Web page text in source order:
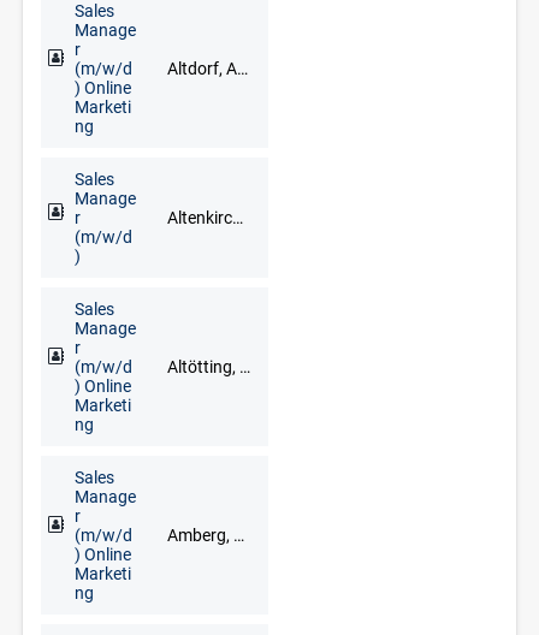
Sales
Manage
r
(m/w/d
) Online
Marketi
ng
Altdorf, Ansbach, Bad Windsheim, Erlangen, Fürth, Neustadt an der Aisch, Nürnberg, Treuchtlingen, Uffenheim
Sales
Manage
r
(m/w/d
)
Altenkirchen (Westerwald), Andernach, Bendorf, Cochem, Koblenz, Mayen, Montabaur, Neuwied, Trier, Westerburg
Sales
Manage
r
(m/w/d
) Online
Marketi
ng
Altötting, Bad Reichenhall, Berchtesgaden, Freilassing, Grassau, Inzell, Mühldorf am Inn, Prien am Chiemsee, Ruhpolding, Traunstein
Sales
Manage
r
(m/w/d
) Online
Marketi
ng
Amberg, Cham, Neumarkt in der Oberpfalz, Regensburg, Schwandorf, Vohenstrauß, Weiden